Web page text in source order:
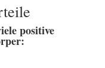
positive